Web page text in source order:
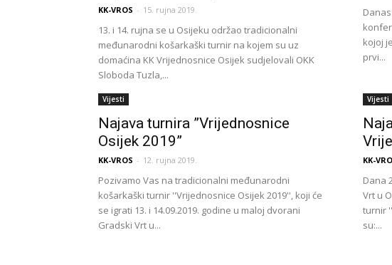
KK-VROS - 15. rujna 2019.
13. i 14. rujna se u Osijeku održao tradicionalni
međunarodni košarkaški turnir na kojem su uz
domaćina KK Vrijednosnice Osijek sudjelovali OKK
Sloboda Tuzla,...
kojoj
prvi...
Vijesti
Najava turnira ”Vrijednosnice
Osijek 2019”
KK-VROS - 12. rujna 2019.
Pozivamo Vas na tradicionalni međunarodni
košarkaški turnir ''Vrijednosnice Osijek 2019'', koji će
se igrati 13. i 14.09.2019. godine u maloj dvorani
Gradski Vrt u...
Vijesti
KK-
Dana
Vrt u
turnir
su:...